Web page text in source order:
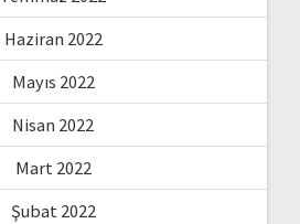
Haziran 2022
Mayıs 2022
Nisan 2022
Mart 2022
Şubat 2022